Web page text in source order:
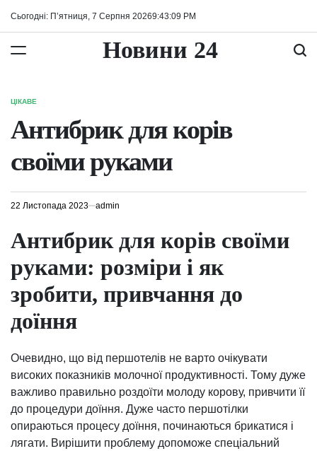
Сьогодні: П’ятниця, 7 Серпня 20269:43:10 PM
Новини 24
ОПУБЛІКУВАТИ
ЦІКАВЕ
Антибрик для корів
своїми руками
22 Листопада 2023 admin
Антибрик для корів своїми
руками: розміри і як
зробити, привчання до
доїння
Очевидно, що від першотелів не варто очікувати
високих показників молочної продуктивності. Тому дуже
важливо правильно роздоїти молоду корову, привчити її
до процедури доїння. Дуже часто першотілки
опираються процесу доїння, починаються брикатися і
лягати. Вирішити проблему допоможе спеціальний